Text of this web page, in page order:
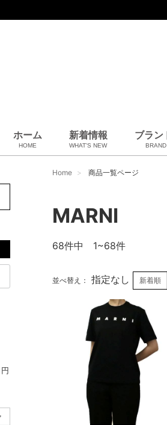
ホーム
HOME
新着情報
WHAT'S NEW
ブラン
全てのブ
スカーフ・マフラー
コート、上着
雑貨・その他
バッグ＆ポーチ
アロマ＆フレグランス
Home 商品一覧ページ
円
MARNI
68件中 1~68件
並べ替え： 指定なし 新着順